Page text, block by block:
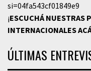
si=04fa543cf01849e9
¡ESCUCHÁ NUESTRAS
INTERNACIONALES
ÚLTIMAS